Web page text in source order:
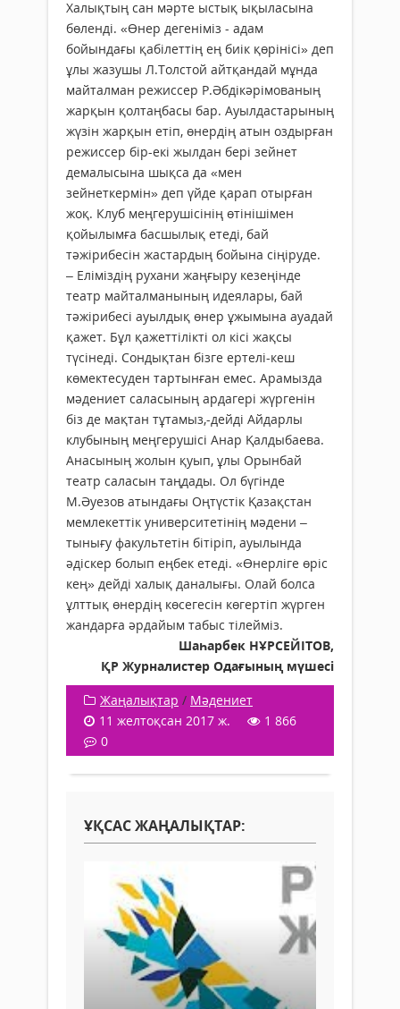
Халықтың сан мәрте ыстық ықыласына
бөленді. «Өнер дегеніміз - адам
бойындағы қабілеттің ең биік қөрінісі» деп
ұлы жазушы Л.Толстой айтқандай мұнда
майталман режиссер Р.Әбдікәрімованың
жарқын қолтаңбасы бар. Ауылдастарының
жүзін жарқын етіп, өнердің атын оздырған
режиссер бір-екі жылдан бері зейнет
демалысына шықса да «мен
зейнеткермін» деп үйде қарап отырған
жоқ. Клуб меңгерушісінің өтінішімен
қойылымға басшылық етеді, бай
тәжірибесін жастардың бойына сіңіруде.
– Еліміздің рухани жаңғыру кезеңінде
театр майталманының идеялары, бай
тәжірибесі ауылдық өнер ұжымына ауадай
қажет. Бұл қажеттілікті ол кісі жақсы
түсінеді. Сондықтан бізге ертелі-кеш
көмектесуден тартынған емес. Арамызда
мәдениет саласының ардагері жүргенін
біз де мақтан тұтамыз,-дейді Айдарлы
клубының меңгерушісі Анар Қалдыбаева.
Анасының жолын қуып, ұлы Орынбай
театр саласын таңдады. Ол бүгінде
М.Әуезов атындағы Оңтүстік Қазақстан
мемлекеттік университетінің мәдени –
тынығу факультетін бітіріп, ауылында
әдіскер болып еңбек етеді. «Өнерліге өріс
кең» дейді халық даналығы. Олай болса
ұлттық өнердің көсегесін көгертіп жүрген
жандарға әрдайым табыс тілейміз.
Шаһарбек НҰРСЕЙІТОВ,
ҚР Журналистер Одағының мүшесі
Жаңалықтар / Мәдениет
11 желтоқсан 2017 ж.
1 866
0
ҰҚСАС ЖАҢАЛЫҚТАР: